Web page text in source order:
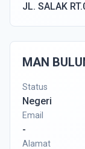
JL. SALAK
MAN
Status
Negeri
Email
-
Alamat